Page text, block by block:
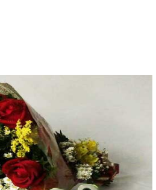
e agiliza a emissão de Nota Fiscal
a sua empresa.
Digital (A1/A3).
e os produtos.
e transmite à SEFAZ de forma rápida e